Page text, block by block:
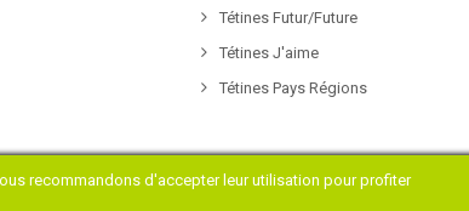
recommandons d'accepter leur utilisation pour profiter
Tétines Futur/Future
Tétines J'aime
Tétines Pays Régions